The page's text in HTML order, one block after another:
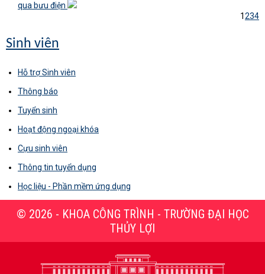
qua bưu điện
1234
Sinh viên
Hỗ trợ Sinh viên
Thông báo
Tuyển sinh
Hoạt động ngoại khóa
Cựu sinh viên
Thông tin tuyển dụng
Học liệu - Phần mềm ứng dụng
© 2026 - KHOA CÔNG TRÌNH - TRƯỜNG ĐẠI HỌC
THỦY LỢI